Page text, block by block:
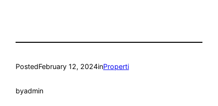
PostedFebruary 12, 2024inProperti
byadmin